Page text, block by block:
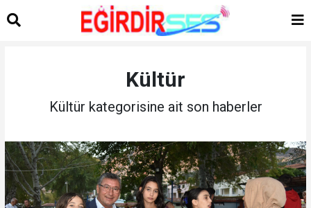
Kültür
Kültür kategorisine ait son haberler